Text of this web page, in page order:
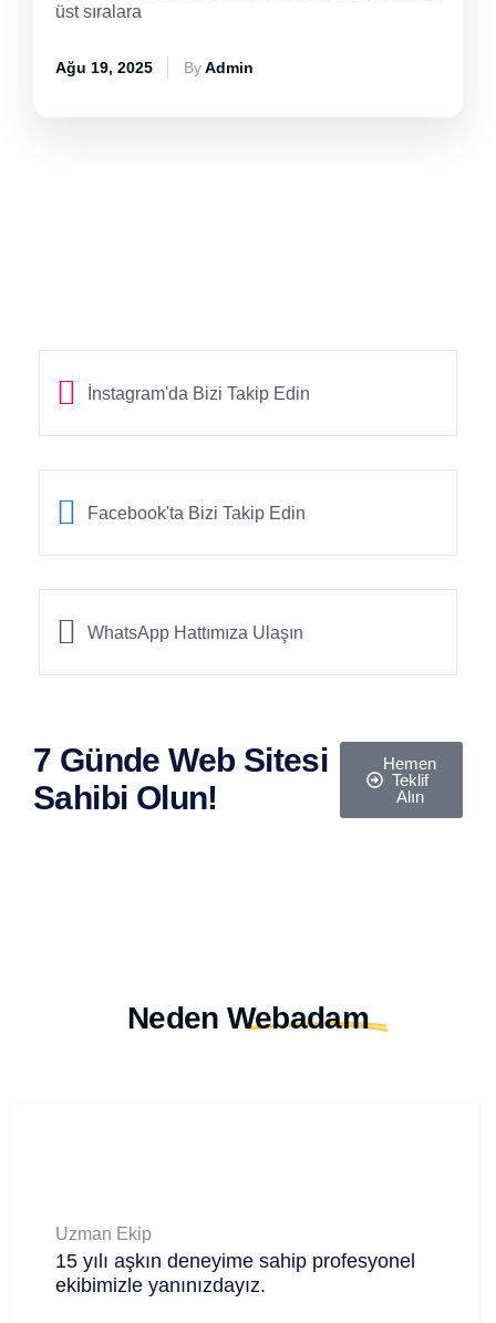
üst sıralara
Ağu 19, 2025 ByAdmin
İnstagram'da Bizi Takip Edin
Facebook'ta Bizi Takip Edin
WhatsApp Hattımıza Ulaşın
7 Günde Web Sitesi
Sahibi Olun!
Hemen
Teklif
Alın
NedenWebadam
Uzman Ekip
15 yılı aşkın deneyime sahip profesyonel
ekibimizle yanınızdayız.